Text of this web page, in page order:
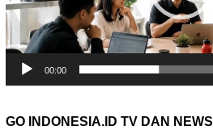
00:00
GO INDONESIA.ID TV DAN NEWS